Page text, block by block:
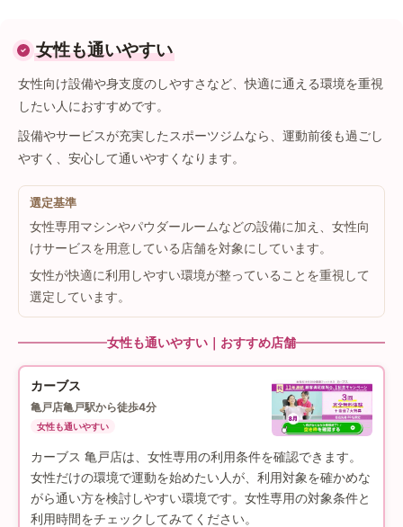
女性も通いやすい
女性向け設備や身支度のしやすさなど、快適に通える環境を重視
したい人におすすめです。
設備やサービスが充実したスポーツジムなら、運動前後も過ごし
やすく、安心して通いやすくなります。
選定基準
女性専用マシンやパウダールームなどの設備に加え、女性向
けサービスを用意している店舗を対象にしています。
女性が快適に利用しやすい環境が整っていることを重視して
選定しています。
女性も通いやすい｜おすすめ店舗
カーブス
亀戸店亀戸駅から徒歩4分
女性も通いやすい
カーブス 亀戸店は、女性専用の利用条件を確認できます。
女性だけの環境で運動を始めたい人が、利用対象を確かめな
がら通い方を検討しやすい環境です。女性専用の対象条件と
利用時間をチェックしてみてください。